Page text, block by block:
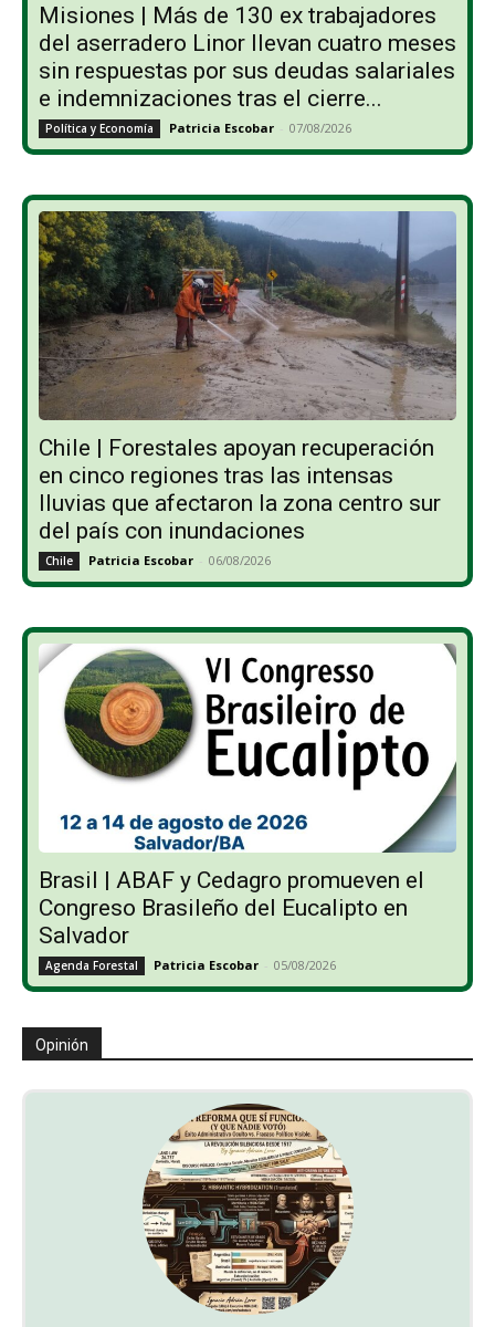
Misiones | Más de 130 ex trabajadores
del aserradero Linor llevan cuatro meses
sin respuestas por sus deudas salariales
e indemnizaciones tras el cierre...
Política y Economía Patricia Escobar - 07/08/2026
Chile | Forestales apoyan recuperación
en cinco regiones tras las intensas
lluvias que afectaron la zona centro sur
del país con inundaciones
Chile Patricia Escobar - 06/08/2026
Brasil | ABAF y Cedagro promueven el
Congreso Brasileño del Eucalipto en
Salvador
Agenda Forestal Patricia Escobar - 05/08/2026
Opinión